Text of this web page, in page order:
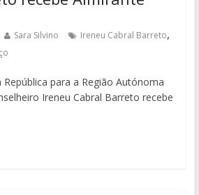
Sara Silvino Ireneu Cabral Barreto,
para a Região Autónoma
Ireneu Cabral Barreto recebe